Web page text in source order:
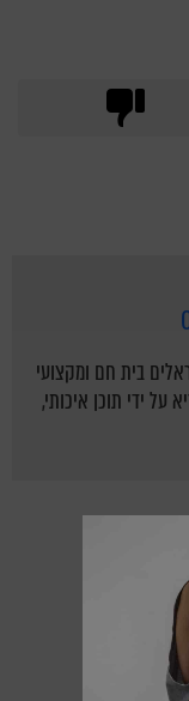
בית חם ומקצועי
על ידי תוכן איכותי,